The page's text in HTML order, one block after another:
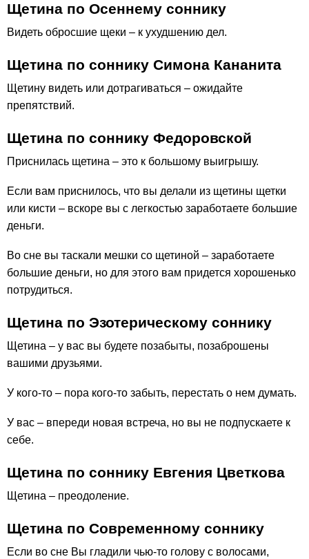
Щетина по Осеннему соннику
Видеть обросшие щеки – к ухудшению дел.
Щетина по соннику Симона Кананита
Щетину видеть или дотрагиваться – ожидайте
препятствий.
Щетина по соннику Федоровской
Приснилась щетина – это к большому выигрышу.
Если вам приснилось, что вы делали из щетины щетки
или кисти – вскоре вы с легкостью заработаете большие
деньги.
Во сне вы таскали мешки со щетиной – заработаете
большие деньги, но для этого вам придется хорошенько
потрудиться.
Щетина по Эзотерическому соннику
Щетина – у вас вы будете позабыты, позаброшены
вашими друзьями.
У кого-то – пора кого-то забыть, перестать о нем думать.
У вас – впереди новая встреча, но вы не подпускаете к
себе.
Щетина по соннику Евгения Цветкова
Щетина – преодоление.
Щетина по Современному соннику
Если во сне Вы гладили чью-то голову с волосами,